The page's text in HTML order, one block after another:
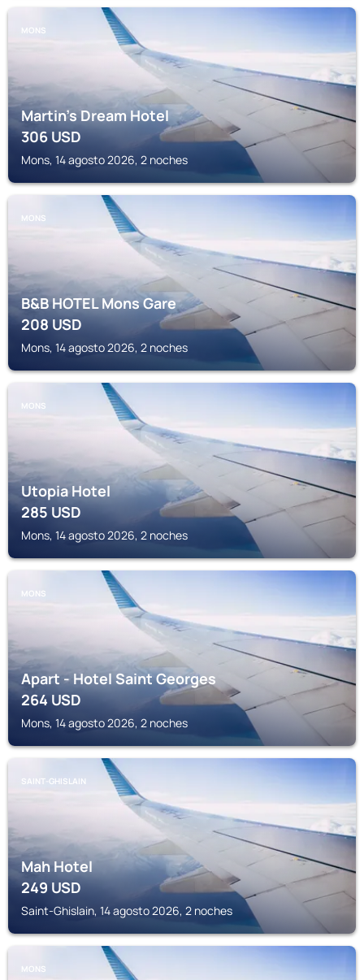
MONS
Martin’s Dream Hotel
306USD
Mons, 14 agosto 2026, 2 noches
MONS
B&B HOTEL Mons Gare
208USD
Mons, 14 agosto 2026, 2 noches
MONS
Utopia Hotel
285USD
Mons, 14 agosto 2026, 2 noches
MONS
Apart - Hotel Saint Georges
264USD
Mons, 14 agosto 2026, 2 noches
SAINT-GHISLAIN
Mah Hotel
249USD
Saint-Ghislain, 14 agosto 2026, 2 noches
MONS